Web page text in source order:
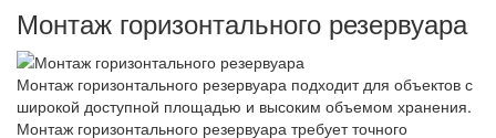
Монтаж горизонтального резервуара
Монтаж горизонтального резервуара подходит для объектов с
широкой доступной площадью и высоким объемом хранения.
Монтаж горизонтального резервуара требует точного